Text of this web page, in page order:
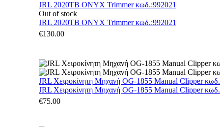
JRL 2020TB ONYX Trimmer κωδ.:992021
Out of stock
JRL 2020TB ONYX Trimmer κωδ.:992021
€130.00
JRL Χειροκίνητη Μηχανή OG-1855 Manual Clipper
JRL Χειροκίνητη Μηχανή OG-1855 Manual Clipper
€75.00